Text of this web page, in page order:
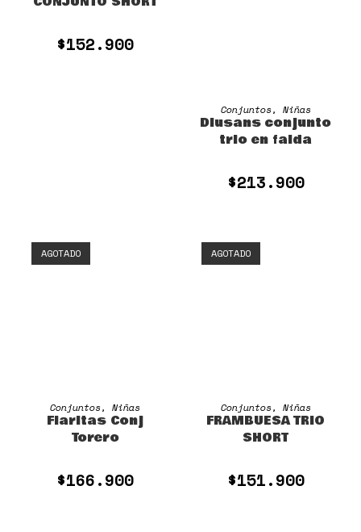
$152.900
SELECCIONAR OPCIONES
Conjuntos, Niñas
Diusans conjunto
trio en falda
$213.900
AGOTADO
SELECCIONAR OPCIONES
Conjuntos,Niñas
Fiaritas Conj
Torero
$166.900
AGOTADO
SELECCIONAR OPCIONES
Conjuntos, Niñas
FRAMBUESA TRIO
SHORT
$151.900